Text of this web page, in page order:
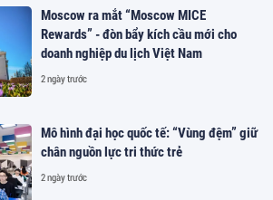
Moscow ra mắt “Moscow MICE
Rewards” - đòn bẩy kích cầu mới cho
doanh nghiệp du lịch Việt Nam
2 ngày trước
Mô hình đại học quốc tế: “Vùng đệm” giữ
chân nguồn lực tri thức trẻ
2 ngày trước